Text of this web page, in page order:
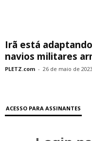
Irã está
navios militares
PLETZ.com - 26 de maio de 2023
ACESSO PARA ASSINANTES